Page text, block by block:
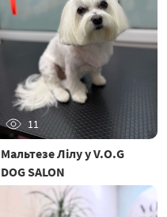
11
Мальтезе Лілу у V.O.G
DOG SALON